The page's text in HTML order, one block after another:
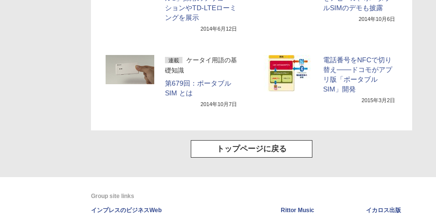
ションやTD-LTEローミ
ングを展示
2014年6月12日
ルSIMのデモも披露
2014年10月6日
連載
ケータイ用語の基
礎知識
第679回：ポータブル
SIM とは
2014年10月7日
電話番号をNFCで切り
替え───ドコモがアプ
リ版「ポータブル
SIM」開発
2015年3月2日
トップページに戻る
Group site links
インプレスのビジネスWeb Rittor Music イカロス出版